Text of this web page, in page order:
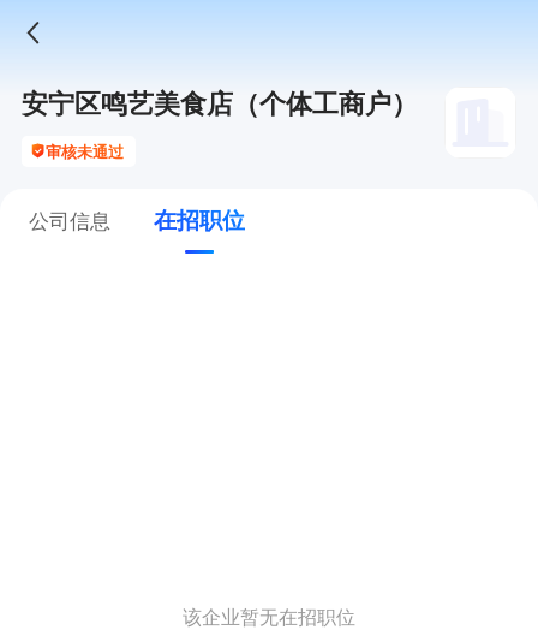
安宁区鸣艺美食店（个体工商户）
审核未通过
公司信息 在招职位
该企业暂无在招职位